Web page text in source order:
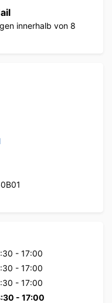
innerhalb von 8
- 17:00
- 17:00
- 17:00
- 17:00